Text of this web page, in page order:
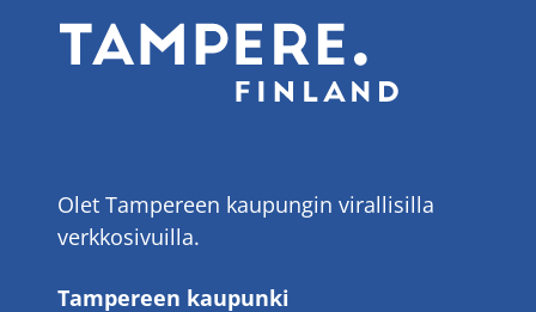
Olet Tampereen kaupungin virallisilla
verkkosivuilla.
Tampereen kaupunki